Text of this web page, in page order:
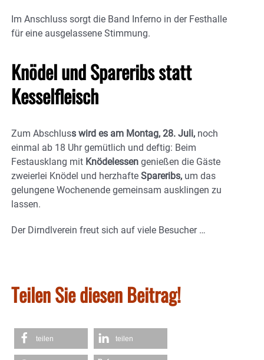
Im Anschluss sorgt die Band Inferno in der Festhalle
für eine ausgelassene Stimmung.
Knödel undSpareribsstatt
Kesselfleisch
Zum Abschluss wird es am Montag, 28. Juli, noch
einmal ab 18 Uhr gemütlich und deftig: Beim
Festausklang mit Knödelessen genießen die Gäste
zweierlei Knödel und herzhafte Spareribs, um das
gelungene Wochenende gemeinsam ausklingen zu
lassen.
Der Dirndlverein freut sich auf viele Besucher …
Teilen Sie diesen Beitrag!
teilen teilen